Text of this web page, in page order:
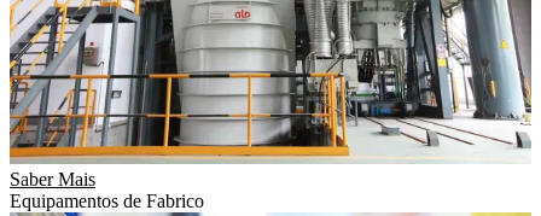
Saber Mais
Equipamentos de Fabrico